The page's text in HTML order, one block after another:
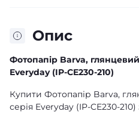
Опис
Фотопапір Barva,
Everyday (IP-CE230-210)
Купити Фотопапір Barva,
серія Everyday (IP-CE230-